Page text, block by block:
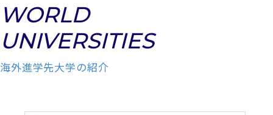
WORLD
UNIVERSITIES
海外進学先大学の紹介